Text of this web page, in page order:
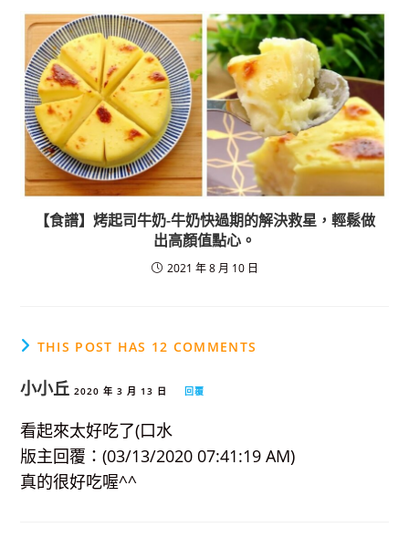
【食譜】烤起司牛奶-牛奶快過期的解決救星，輕鬆做
出高顏值點心。
2021 年 8 月 10 日
THIS POST HAS 12 COMMENTS
小小丘 2020 年 3 月 13 日 回覆
看起來太好吃了(口水
版主回覆：(03/13/2020 07:41:19 AM)
真的很好吃喔^^